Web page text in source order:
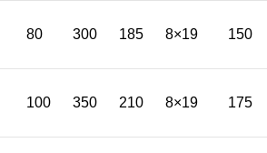
80 300 185 8×19 150
100 350 210 8×19 175